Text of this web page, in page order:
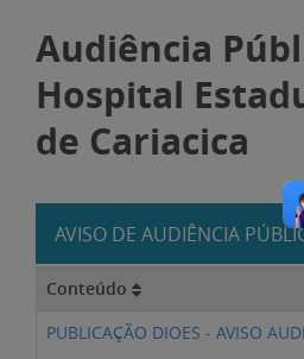
Audiência
Hospital
de Cariacica
AVISO DE AUDIÊNCIA
Conteúdo
PUBLICAÇÃO DIOES - AVISO